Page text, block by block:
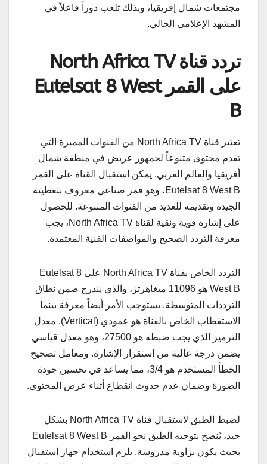
مجتمعات شمال إفريقيا، وبذلك تلعب دوراً فاعلاً في
المشهد الإعلامي الحالي.
تردد قناة North Africa TV
على القمر Eutelsat 8 West
B
تعتبر قناة North Africa TV من القنوات المميزة التي
تقدم محتوى متنوعاً لجمهور عريض في منطقة شمال
أفريقيا والعالم العربي. يمكن استقبال القناة على القمر
Eutelsat 8 West B، وهو قمر صناعي معروف بتغطيته
الجيدة وتقديمه للعديد من القنوات المتنوعة. للحصول
على إشارة قوية ونقية لقناة North Africa TV، يجب
معرفة التردد الصحيح والمواصفات الفنية المعتمدة.
التردد الخاص بقناة North Africa TV على Eutelsat 8
West B هو 11096 ميغاهرتز، والذي يندرج ضمن نطاق
الترددات المتوسطة. يستوجب الأمر أيضاً معرفة بينما
الاستقطاب الخاص بالقناة هو عمودي (Vertical). معدل
الترميز الذي يجب ضبطه هو 27500، وهو معدل قياسي
يضمن درجة عالية من استقرار الإشارة. ومعامل تصحيح
الخطأ المستخدم هو 3/4، مما يساعد في تحسين جودة
الصورة وضمان عدم حدوث انقطاع أثناء عرض المحتوى.
لضبط الطبق لاستقبال قناة North Africa TV بشكل
جيد، يُنصح بتوجيه الطبق نحو القمر Eutelsat 8 West B
بحيث يكون بزاوية مدروسة. يلزم استخدام جهاز استقبال